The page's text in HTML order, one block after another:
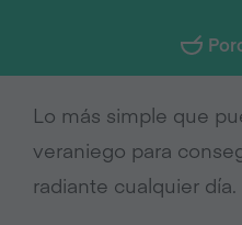
Lo más simple que
veraniego para
radiante cualquier día.